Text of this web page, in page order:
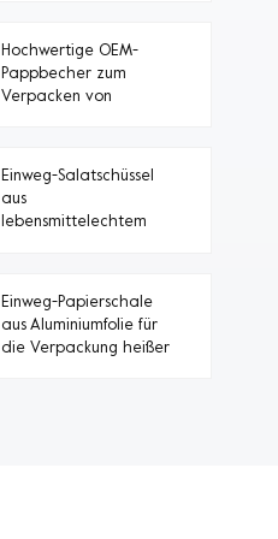
Hochwertige OEM-
Pappbecher zum
Verpacken von
Einweg-Salatschüssel
aus
lebensmittelechtem
Einweg-Papierschale
aus Aluminiumfolie für
die Verpackung heißer